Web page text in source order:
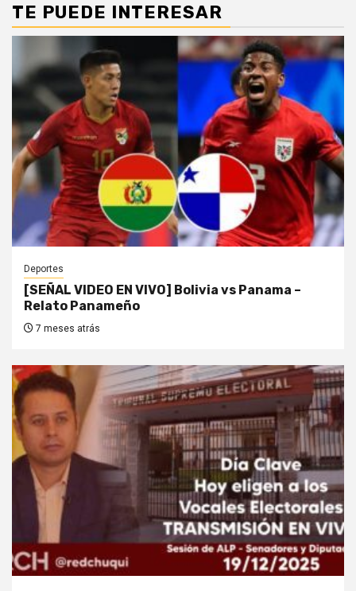
TE PUEDE INTERESAR
Deportes
[SEÑAL VIDEO EN VIVO] Bolivia vs Panama –
Relato Panameño
7 meses atrás